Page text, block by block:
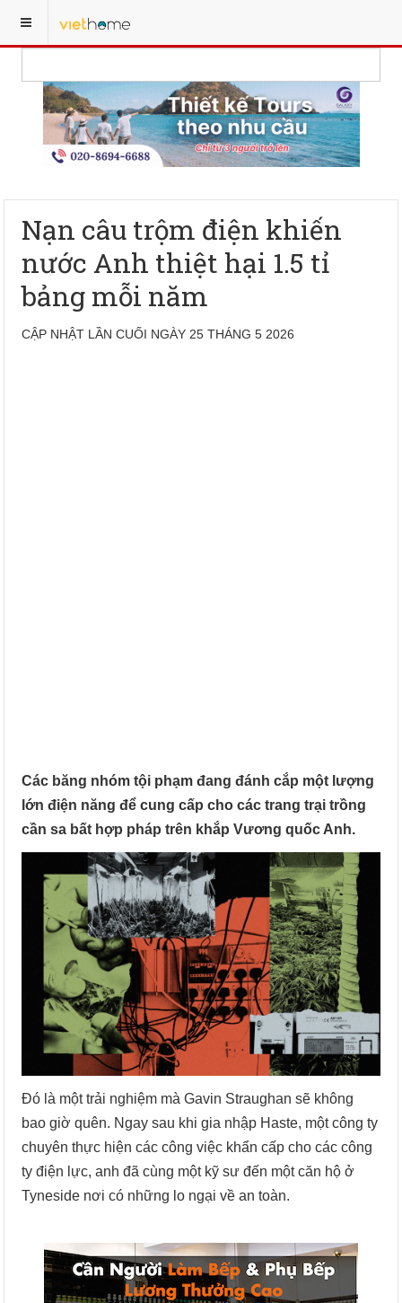
Nạn câu trộm điện khiến
nước Anh thiệt hại 1.5 tỉ
bảng mỗi năm
CẬP NHẬT LẦN CUỐI NGÀY 25 THÁNG 5 2026
Các băng nhóm tội phạm đang đánh cắp một lượng
lớn điện năng để cung cấp cho các trang trại trồng
cần sa bất hợp pháp trên khắp Vương quốc Anh.
Đó là một trải nghiệm mà Gavin Straughan sẽ không
bao giờ quên. Ngay sau khi gia nhập Haste, một công ty
chuyên thực hiện các công việc khẩn cấp cho các công
ty điện lực, anh đã cùng một kỹ sư đến một căn hộ ở
Tyneside nơi có những lo ngại về an toàn.